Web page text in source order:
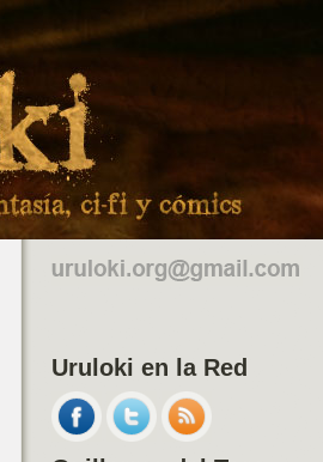
Uruloki en la Red